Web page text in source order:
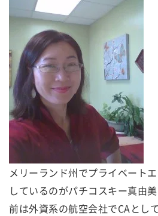
メリーランド州でプライベート
しているのがパチコスキー真由
前は外資系の航空会社でCAとし